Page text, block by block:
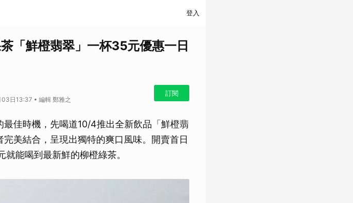
登入
「鮮橙翡翠」一杯35元優惠一日
日13:37 • 編輯 鄭雅之
訂閱
佳時機，先喝道10/4推出全新飲品「鮮橙翡
美結合，呈現出獨特的爽口風味。開賣首日
能喝到最新鮮的柳橙綠茶。